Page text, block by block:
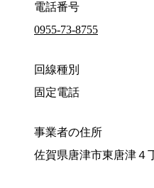
電話番号
0955-73-8755
回線種別
固定電話
事業者の住所
佐賀県唐津市東唐津４